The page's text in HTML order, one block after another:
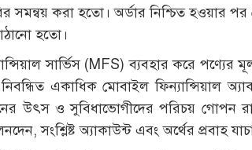
সমন্বয় করা হতো। অর্ডার নিশ্চিত হওয়ার পর
হতো।
সার্ভিস (MFS) ব্যবহার করে পণ্যের
নিবন্ধিত একাধিক মোবাইল ফিন্যান্সিয়াল
উৎস ও সুবিধাভোগীদের পরিচয় গোপন
সংশ্লিষ্ট অ্যাকাউন্ট এবং অর্থের প্রবাহ